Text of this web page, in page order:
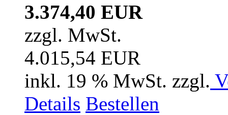
3.374,40 EUR
zzgl. MwSt.
4.015,54 EUR
inkl. 19 % MwSt. zzgl.
Details Bestellen